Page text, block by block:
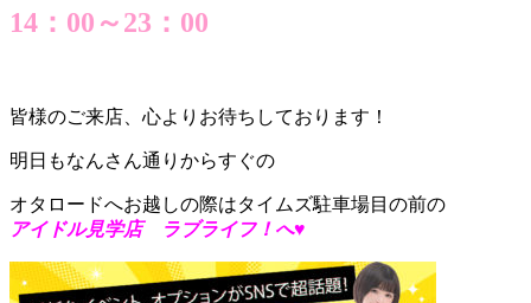
14：00～23：00
皆様のご来店、心よりお待ちしております！
明日もなんさん通りからすぐの
オタロードへお越しの際はタイムズ駐車場目の前の
アイドル見学店 ラブライフ！へ♥